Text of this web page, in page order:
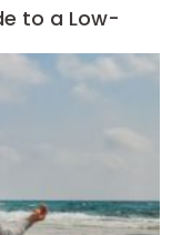
to a Low-